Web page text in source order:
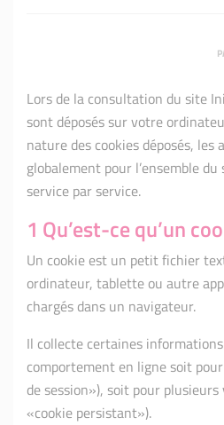
Lors de la consultation du site
sont déposés sur votre
nature des cookies déposés,
globalement pour l’ensemble
service par service.
1 Qu’est-ce qu’un
Un cookie est un petit fichier
ordinateur, tablette ou autre
chargés dans un navigateur.
Il collecte certaines
comportement en ligne soit
de session»), soit pour plusieurs
«cookie persistant»).